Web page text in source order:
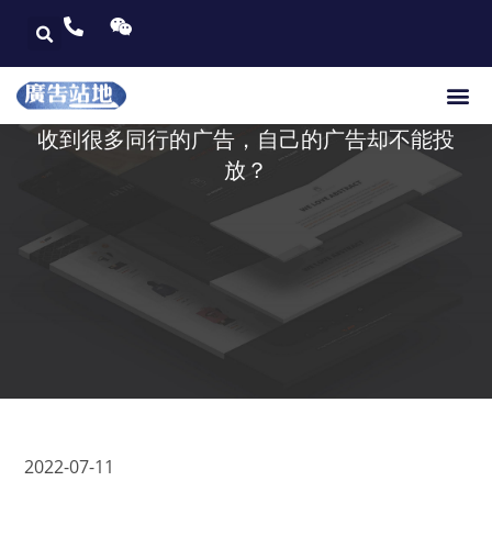
收到很多同行的广告，自己的广告却不能投
放？​
2022-07-11